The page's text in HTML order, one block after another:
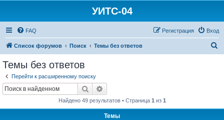
УИТС-04
FAQ Вход
Регистрация
Список форумов Поиск Темы без ответов
Темы без ответов
Перейти к расширенному поиску
Поиск
Найдено 49 результатов • Страница 1 из 1
Темы